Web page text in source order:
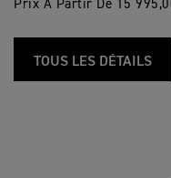
Prix À Partir De 15
TOUS LES DÉTAILS